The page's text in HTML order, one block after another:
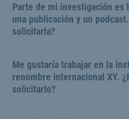
Parte de mi investigación es
una publicación y un
solicitarla?
Me gustaría trabajar en la
renombre internacional XY.
solicitarlo?